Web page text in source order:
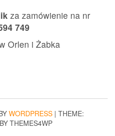
za zamówienie na nr
749
Orlen i Żabka
WORDPRESS | THEME:
BY THEMES4WP